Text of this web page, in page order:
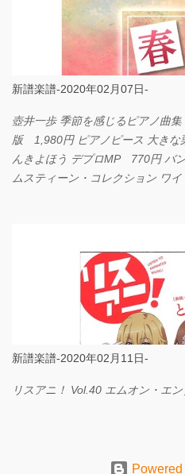
新譜楽譜-2020年02月07日-
壺井一歩 季節を感じるピアノ曲
版 1,980円 ピアノピース 大きな
んきよほう デプロMP 770円 バ
ムスティーン・コレクション ワ
新譜楽譜-2020年02月11日-
リスアニ！ Vol.40 エムオン・エ